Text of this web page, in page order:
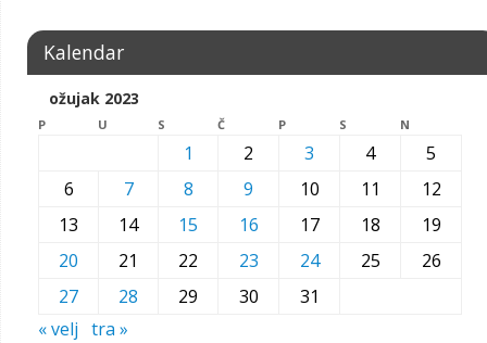
Kalendar
ožujak 2023
P U S Č P S N
1 2 3 4
5
6
7 8 9 10 11
12
13
14 15 16 17 18
19
20
21 22 23 24 25
26
27
28 29 30
31
« velj tra »